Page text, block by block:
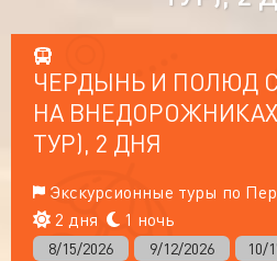
ЧЕРДЫНЬ И ПОЛЮД
НА
ТУР), 2 ДНЯ
Экскурсионные туры по
2 дня
1 ночь
8/15/2026 9/12/2026 10/